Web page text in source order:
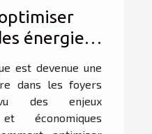
énergies
maison
est devenue une
dans les foyers
des enjeux
et économiques